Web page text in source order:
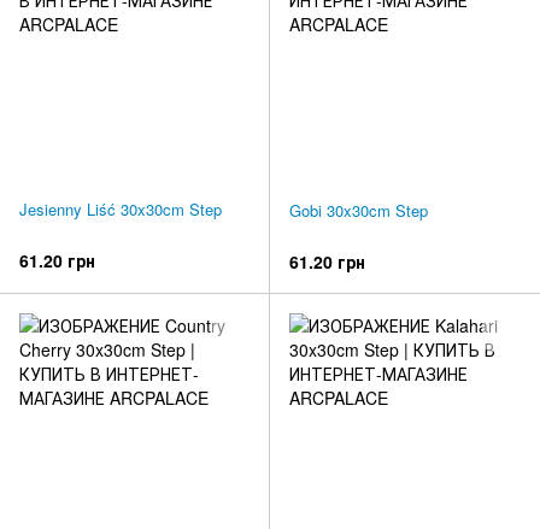
Jesienny Liść 30x30cm Step
61.20 грн
Gobi 30x30cm Step
61.20 грн